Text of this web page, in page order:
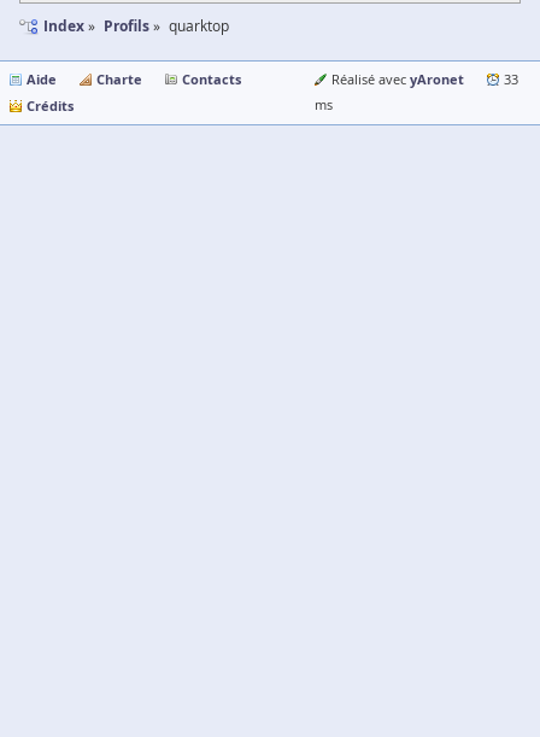
Index Profils quarktop
Aide Charte
Contacts
Crédits
Réalisé avec yAronet
33
ms